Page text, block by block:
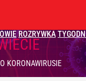
ROZRYWKA
KORONAWIRUSIE